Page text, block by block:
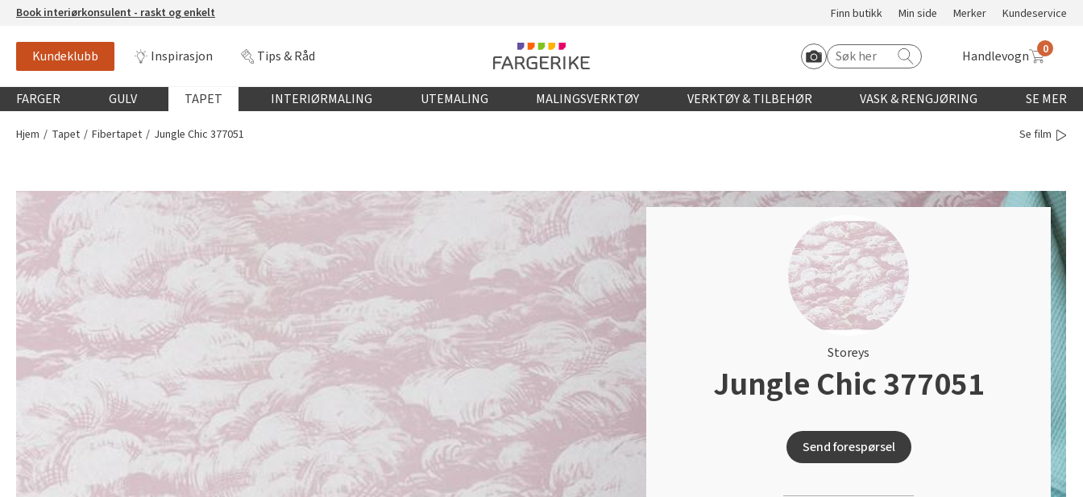
Book interiørkonsulent - raskt og enkelt Finn butikk Min side Merker Kundeservice
Kundeklubb Inspirasjon Tips & Råd Start Roomvo
Søk etter: Handlevogn 0
Globalnavigasjon mobil
FARGER GULV TAPET INTERIØRMALING UTEMALING MALINGSVERKTØY VERKTØY & TILBEHØR VASK & RENGJØRING SE MER
Hjem Tapet Fibertapet Jungle Chic 377051 Se film
Storeys
Jungle Chic 377051
Send forespørsel